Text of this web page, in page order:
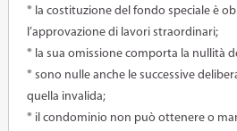
* la costituzione del fondo speciale è
l’approvazione di lavori straordinari;
* la sua omissione comporta la nullità
* sono nulle anche le successive
quella invalida;
* il condominio non può ottenere o